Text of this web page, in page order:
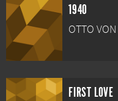
1940
OTTO
FIRST LOVE